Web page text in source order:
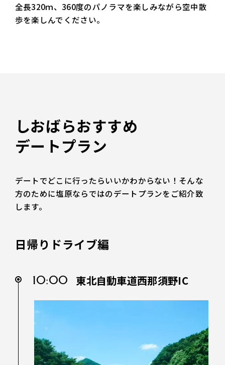
全長320ｍ、360度のパノラマを楽しみながら空中散
歩を楽しんでください。
しおばらおすすめ
デートプラン
デートでどこに行ったらいいかわからない！そんな
方のために塩原ならではのデートプランをご紹介致
します。
日帰りドライブ編
10:00 東北自動車道西那須野IC